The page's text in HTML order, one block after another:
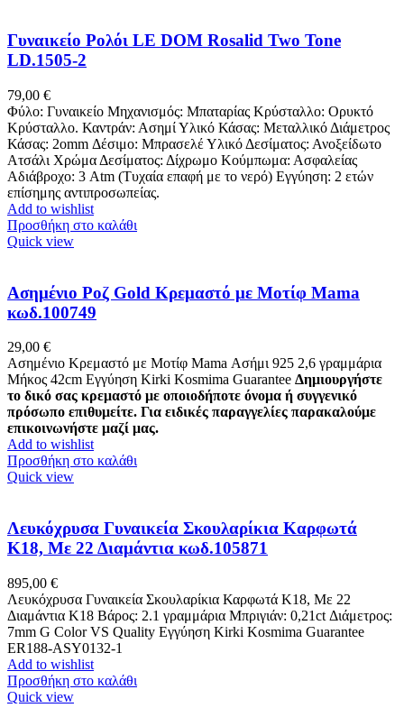
Γυναικείο Ρολόι LE DOM Rosalid Two Tone
LD.1505-2
79,00 €
Φύλο: Γυναικείο Μηχανισμός: Μπαταρίας Κρύσταλλο: Ορυκτό
Κρύσταλλο. Καντράν: Ασημί Υλικό Κάσας: Μεταλλικό Διάμετρος
Κάσας: 2omm Δέσιμο: Μπρασελέ Υλικό Δεσίματος: Ανοξείδωτο
Ατσάλι Χρώμα Δεσίματος: Δίχρωμο Κούμπωμα: Ασφαλείας
Αδιάβροχο: 3 Atm (Τυχαία επαφή με το νερό) Εγγύηση: 2 ετών
επίσημης αντιπροσωπείας.
Add to wishlist
Προσθήκη στο καλάθι
Quick view
Ασημένιο Ροζ Gold Κρεμαστό με Μοτίφ Mama
κωδ.100749
29,00 €
Ασημένιο Κρεμαστό με Μοτίφ Mama Ασήμι 925 2,6 γραμμάρια
Μήκος 42cm Eγγύηση Kirki Kosmima Guarantee Δημιουργήστε
το δικό σας κρεμαστό με οποιοδήποτε όνομα ή συγγενικό
πρόσωπο επιθυμείτε. Για ειδικές παραγγελίες παρακαλούμε
επικοινωνήστε μαζί μας.
Add to wishlist
Προσθήκη στο καλάθι
Quick view
Λευκόχρυσα Γυναικεία Σκουλαρίκια Καρφωτά
Κ18, Με 22 Διαμάντια κωδ.105871
895,00 €
Λευκόχρυσα Γυναικεία Σκουλαρίκια Καρφωτά Κ18, Με 22
Διαμάντια K18 Βάρος: 2.1 γραμμάρια Μπριγιάν: 0,21ct Διάμετρος:
7mm G Color VS Quality Εγγύηση Kirki Kosmima Guarantee
ER188-ASY0132-1
Add to wishlist
Προσθήκη στο καλάθι
Quick view